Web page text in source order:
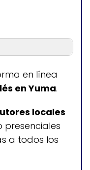
en línea
en Yuma.
locales
presenciales
a todos los